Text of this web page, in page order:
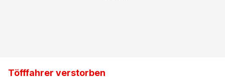
Töfffahrer verstorben